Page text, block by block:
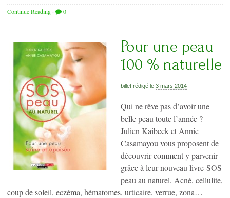
Continue Reading · 0
Pour une peau
100 % naturelle
billet rédigé le 3 mars 2014
Qui ne rêve pas d’avoir une
belle peau toute l’année ?
Julien Kaibeck et Annie
Casamayou vous proposent de
découvrir comment y parvenir
grâce à leur nouveau livre SOS
peau au naturel. Acné, cellulite,
coup de soleil, eczéma, hématomes, urticaire, verrue, zona…